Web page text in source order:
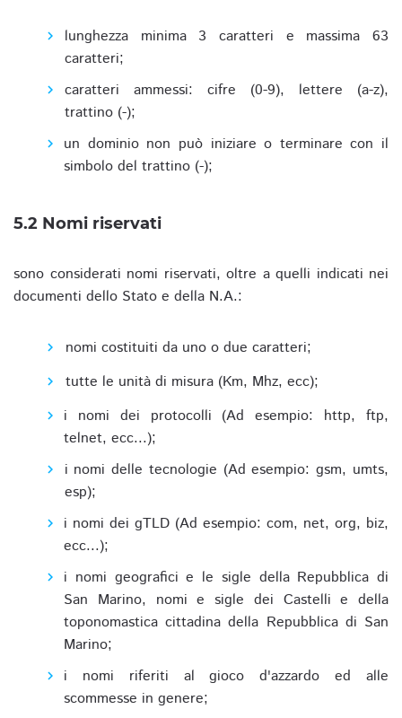
lunghezza minima 3 caratteri e massima 63
caratteri;
caratteri ammessi: cifre (0-9), lettere (a-z),
trattino (-);
un dominio non può iniziare o terminare con il
simbolo del trattino (-);
5.2 Nomi riservati
sono considerati nomi riservati, oltre a quelli indicati nei
documenti dello Stato e della N.A.:
nomi costituiti da uno o due caratteri;
tutte le unità di misura (Km, Mhz, ecc);
i nomi dei protocolli (Ad esempio: http, ftp,
telnet, ecc...);
i nomi delle tecnologie (Ad esempio: gsm, umts,
esp);
i nomi dei gTLD (Ad esempio: com, net, org, biz,
ecc...);
i nomi geografici e le sigle della Repubblica di
San Marino, nomi e sigle dei Castelli e della
toponomastica cittadina della Repubblica di San
Marino;
i nomi riferiti al gioco d'azzardo ed alle
scommesse in genere;